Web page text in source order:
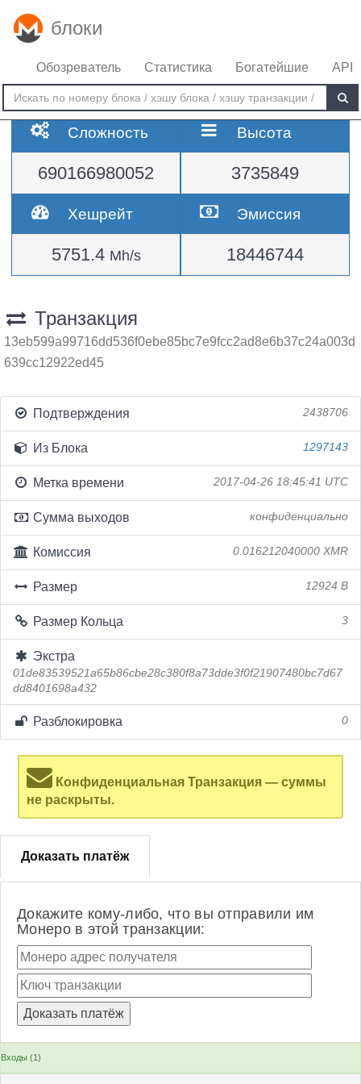
блоки
Обозреватель Статистика Богатейшие API
Сложность
690166980052
Высота
3735849
Хешрейт
5751.4 Mh/s
Эмиссия
18446744
Транзакция
13eb599a99716dd536f0ebe85bc7e9fcc2ad8e6b37c24a003d
639cc12922ed45
Подтверждения 2438706
Из Блока 1297143
Метка времени 2017-04-26 18:45:41 UTC
Сумма выходов конфиденциально
Комиссия 0.016212040000 XMR
Размер 12924 B
Размер Кольца 3
Экстра
01de83539521a65b86cbe28c380f8a73dde3f0f21907480bc7d67
dd8401698a432
Разблокировка 0
Конфиденциальная Транзакция — суммы
не раскрыты.
Доказать платёж
Докажите кому-либо, что вы отправили им
Монеро в этой транзакции:
Входы (1)